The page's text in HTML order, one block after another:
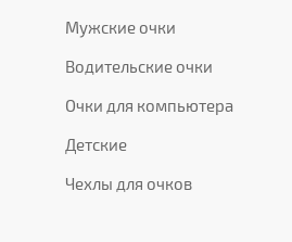
Мужские очки
Водительские очки
Очки для компьютера
Детские
Чехлы для очков